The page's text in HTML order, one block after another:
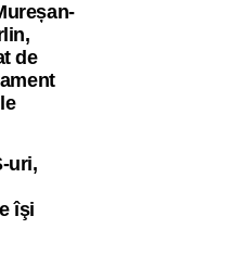
de
uri,
îşi